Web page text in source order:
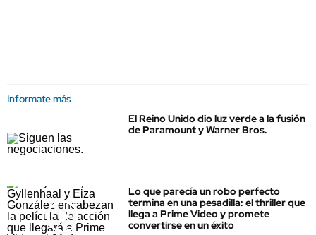
Informate más
El Reino Unido dio luz verde a la fusión
de Paramount y Warner Bros.
Lo que parecía un robo perfecto
termina en una pesadilla: el thriller que
llega a Prime Video y promete
convertirse en un éxito